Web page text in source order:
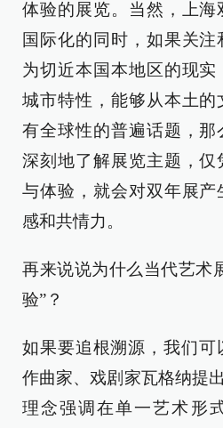
体验的展览。当然，上海
国际化的同时，如果关
为切近本国本地区的现
城市特性，能够从本土
有全球性的普遍话题，那
深刻地了解展览主题，
与体验，就会对双年展产
感和共情力。
再来说说为什么当代艺术
验”？
如果要追根溯源，我们可
作曲家、戏剧家瓦格纳提
理念强调在单一艺术形